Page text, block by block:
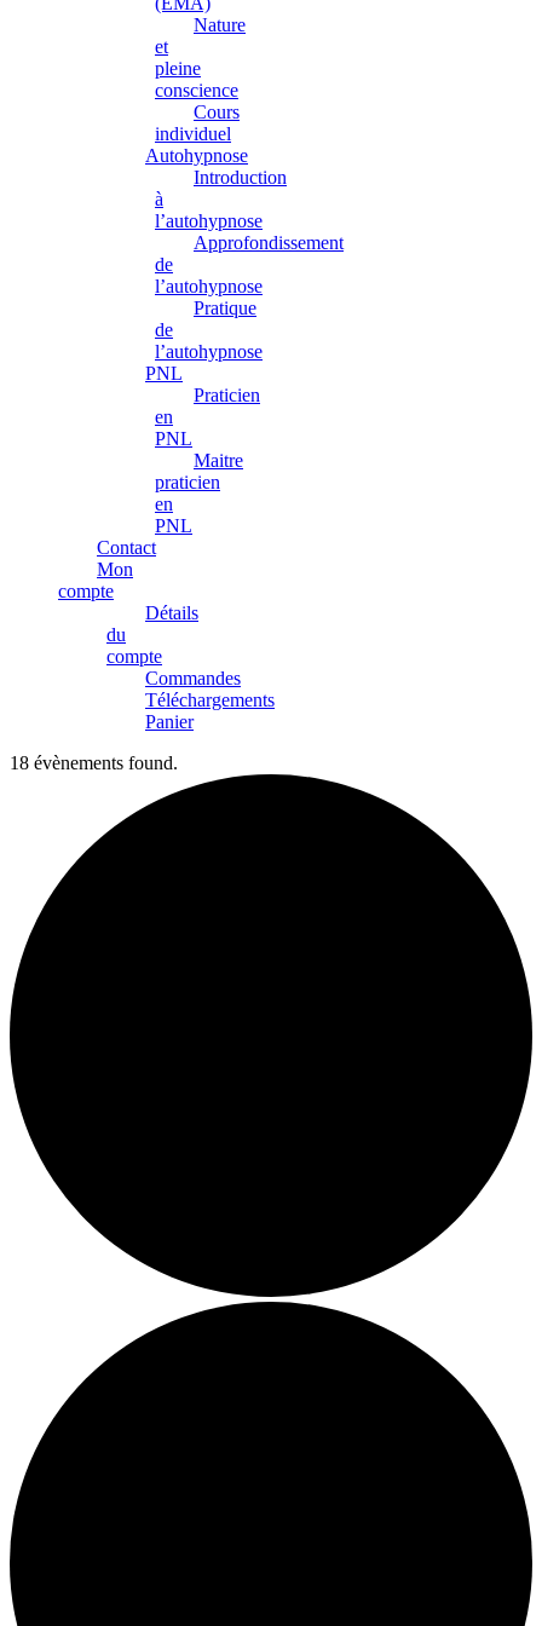
Nature
et
pleine
conscience
Cours
individuel
Autohypnose
Introduction
à
l’autohypnose
Approfondissement
de
l’autohypnose
Pratique
de
l’autohypnose
PNL
Praticien
en
PNL
Maitre
praticien
en
PNL
Contact
Mon
compte
Détails
du
compte
Commandes
Téléchargements
Panier
18 évènements found.